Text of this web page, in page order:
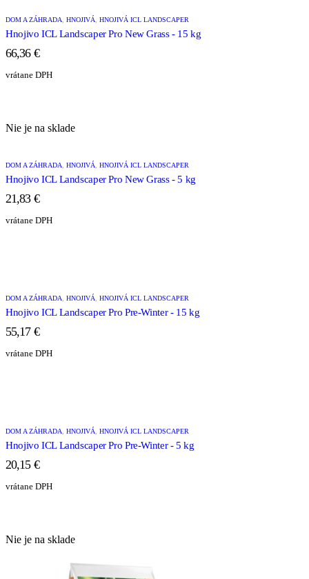
DOM A ZÁHRADA HNOJIVÁ HNOJIVÁ ICL LANDSCAPER
Hnojivo ICL Landscaper Pro New Grass - 15 kg
66,36 €
vrátane DPH
Nie je na sklade
DOM A ZÁHRADA HNOJIVÁ HNOJIVÁ ICL LANDSCAPER
Hnojivo ICL Landscaper Pro New Grass - 5 kg
21,83 €
vrátane DPH
DOM A ZÁHRADA HNOJIVÁ HNOJIVÁ ICL LANDSCAPER
Hnojivo ICL Landscaper Pro Pre-Winter - 15 kg
55,17 €
vrátane DPH
DOM A ZÁHRADA HNOJIVÁ HNOJIVÁ ICL LANDSCAPER
Hnojivo ICL Landscaper Pro Pre-Winter - 5 kg
20,15 €
vrátane DPH
Nie je na sklade